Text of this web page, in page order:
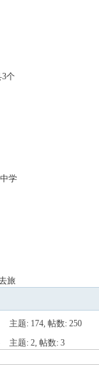
3个
学
旅
主题: 174, 帖数: 250
主题: 2, 帖数: 3